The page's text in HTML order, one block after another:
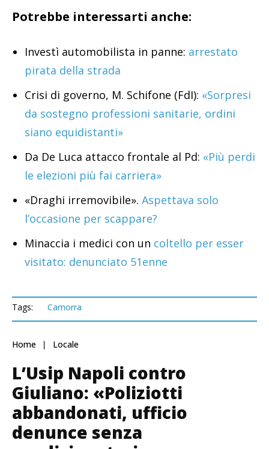
Potrebbe interessarti anche:
Investì automobilista in panne: arrestato
pirata della strada
Crisi di governo, M. Schifone (FdI): «Sorpresi
da sostegno professioni sanitarie, ordini
siano equidistanti»
Da De Luca attacco frontale al Pd: «Più perdi
le elezioni più fai carriera»
«Draghi irremovibile». Aspettava solo
l’occasione per scappare?
Minaccia i medici con un coltello per esser
visitato: denunciato 51enne
Tags: Camorra
Home Locale
L’Usip Napoli contro
Giuliano: «Poliziotti
abbandonati, ufficio
denunce senza